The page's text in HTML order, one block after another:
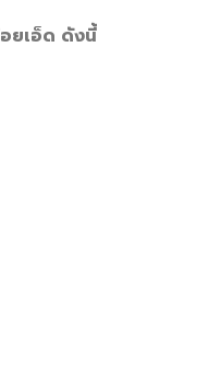
อยเอ็ด ดังนี้